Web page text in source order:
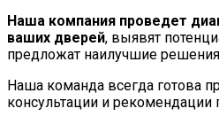
Наша компания проведет
ваших дверей, выявят
предложат наилучшие
Наша команда всегда готова
консультации и